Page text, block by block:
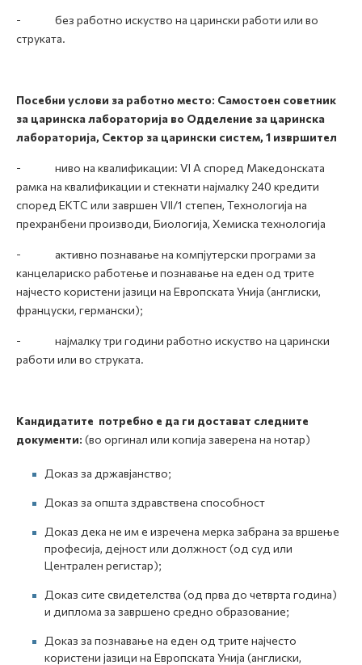
- без работно искуство на царински работи или во
струката.
Посебни услови за работно место: Самостоен советник
за царинска лабораторија во Одделение за царинска
лабораторија, Сектор за царински систем, 1 извршител
- ниво на квалификации: VI А според Македонската
рамка на квалификации и стекнати најмалку 240 кредити
според ЕКТС или завршен VII/1 степен, Технологија на
прехранбени производи, Биологија, Хемиска технологија
- активно познавање на компјутерски програми за
канцелариско работење и познавање на еден од трите
најчесто користени јазици на Европската Унија (англиски,
француски, германски);
- најмалку три години работно искуство на царински
работи или во струката.
Кандидатите потребно е да ги достават следните
документи: (во оргинал или копија заверена на нотар)
Доказ за државјанство;
Доказ за општа здравствена способност
Доказ дека не им е изречена мерка забрана за вршење
професија, дејност или должност (од суд или
Централен регистар);
Доказ сите свидетелства (од прва до четврта година)
и диплома за завршено средно образование;
Доказ за познавање на еден од трите најчесто
користени јазици на Европската Унија (англиски,